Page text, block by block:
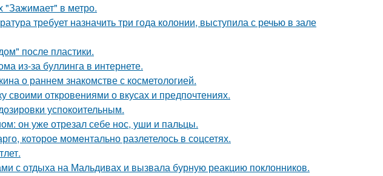
"Зажимает" в метро.
требует назначить три года колонии, выступила с речью в зале
после пластики.
из-за буллинга в интернете.
о раннем знакомстве с косметологией.
откровениями о вкусах и предпочтениях.
успокоительным.
он уже отрезал себе нос, уши и пальцы.
которое момeнтально разлетелось в сoцсетях.
с отдыха на Мальдивах и вызвала бурную реакцию поклонников.